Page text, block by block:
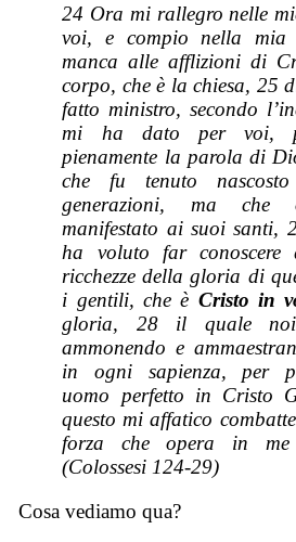
24 Ora mi rallegro nelle
voi, e compio nella mia
manca alle afflizioni di
corpo, che è la chiesa, 25
fatto ministro, secondo
mi ha dato per voi,
pienamente la parola di
che fu tenuto
generazioni, ma
manifestato ai suoi santi,
ha voluto far
ricchezze della gloria di
i gentili, che è Cristo in
gloria, 28 il quale noi
ammonendo e
in ogni sapienza, per
uomo perfetto in Cristo
questo mi affatico
forza che opera in me
(Colossesi 124-29)
Cosa vediamo qua?